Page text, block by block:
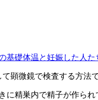
基礎体温と妊娠した人
顕微鏡で検査する方法
に精巣内で精子が作ら